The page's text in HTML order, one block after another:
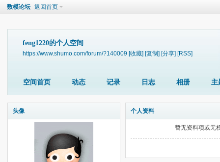
数模论坛 返回首页
feng1220的个人空间
https://www.shumo.com/forum/?140009 [收藏] [复制] [分享] [RSS]
空间首页 动态 记录 日志 相册 主
头像 个人资料
暂无资料项或无